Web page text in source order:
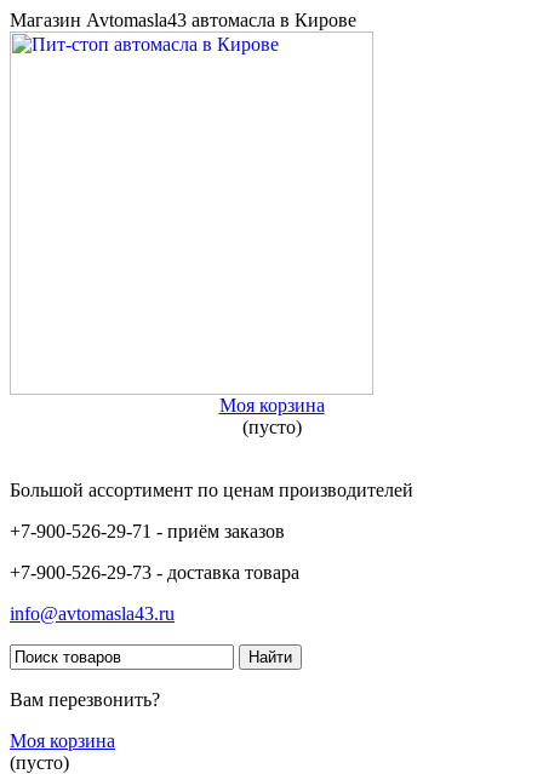
Магазин Avtomasla43 автомасла в Кирове
Моя корзина
(пусто)
Большой ассортимент по ценам производителей
+7-900-526-29-71 - приём заказов
+7-900-526-29-73 - доставка товара
info@avtomasla43.ru
Вам перезвонить?
Моя корзина
(пусто)